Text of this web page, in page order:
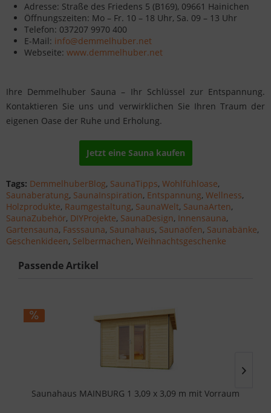
Adresse: Straße des Friedens 5 (B169), 09661 Hainichen
Öffnungszeiten: Mo – Fr. 10 – 18 Uhr, Sa. 09 – 13 Uhr
Telefon: 037207 9970 400
E-Mail: info@demmelhuber.net
Webseite: www.demmelhuber.net
Ihre Demmelhuber Sauna – Ihr Schlüssel zur Entspannung.
Kontaktieren Sie uns und verwirklichen Sie Ihren Traum der
eigenen Oase der Ruhe und Erholung.
Jetzt eine Sauna kaufen
Tags: DemmelhuberBlog, SaunaTipps, Wohlfühloase,
Saunaberatung, SaunaInspiration, Entspannung, Wellness,
Holzprodukte, Raumgestaltung, SaunaWelt, SaunaArten,
SaunaZubehör, DIYProjekte, SaunaDesign, Innensauna,
Gartensauna, Fasssauna, Saunahaus, Saunaöfen, Saunabänke,
Geschenkideen, Selbermachen, Weihnachtsgeschenke
Passende Artikel
Saunahaus MAINBURG 1 3,09 x 3,09 m mit Vorraum